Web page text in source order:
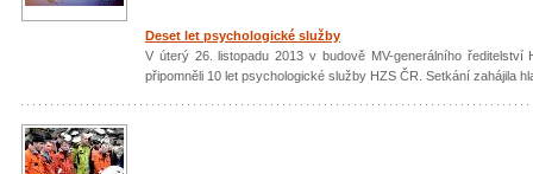
Deset let psychologické služby
V úterý 26. listopadu 2013 v budově MV-generálního
připomněli 10 let psychologické služby HZS ČR. Setkání zahájila